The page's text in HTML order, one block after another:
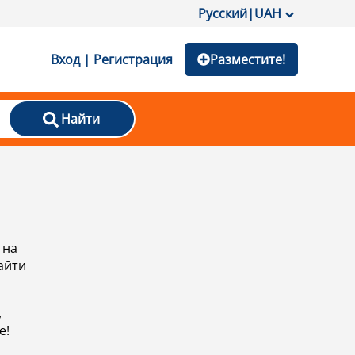
Русский|UAH
Вход | Регистрация Разместите!
Найти